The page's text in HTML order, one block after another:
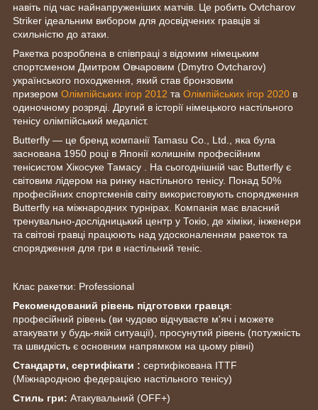
навіть під час найнапруженіших матчів. Це робить Ovtcharov
Striker ідеальним вибором для досвідчених гравців зі
схильністю до атаки.
Ракетка розроблена в співпраці з відомим німецьким
спортсменом Дмитром Овчаровим (Dmytro Ovtcharov)
українського походження, який став бронзовим
призером Олімпійських ігор 2012 та Олімпійських ігор 2020 в
одиночному розряді. Другий в історії німецького настільного
тенісу олімпійський медаліст.
Butterfly — це бренд компанії Tamasu Co., Ltd., яка була
заснована 1950 році в Японії колишнім професійним
тенісистом Хікосуке Тамасу . На сьогоднішній час Butterfly є
світовим лідером на ринку настільного тенісу. Понад 50%
професійних спортсменів світу використовують спорядження
Butterfly на міжнародних турнірах. Компанія має власний
тренувально-дослідницький центр у Токіо, де хіміки, інженери
та світові гравці працюють над удосконаленням ракеток та
спорядження для гри в настільний теніс.
Клас ракетки: Professional
Рекомендований рівень підготовки гравця:
професійний рівень (ви чудово відчуваєте м'яч і можете
атакувати у будь-якій ситуації), просунутий рівень (потужність
та швидкість є основним напрямком на цьому рівні)
Стандарти, сертифікати : сертифікована ITTF
(Міжнародною федерацією настільного тенісу)
Стиль гри: Атакувальний (OFF+)